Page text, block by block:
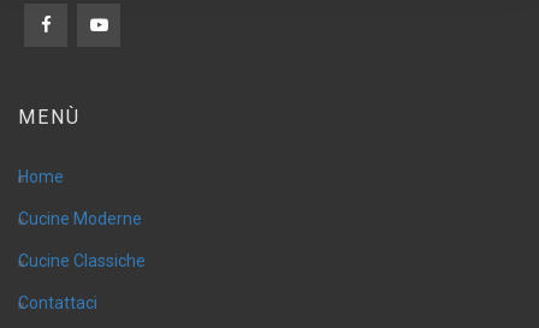
MENÙ
Home
Cucine Moderne
Cucine Classiche
Contattaci